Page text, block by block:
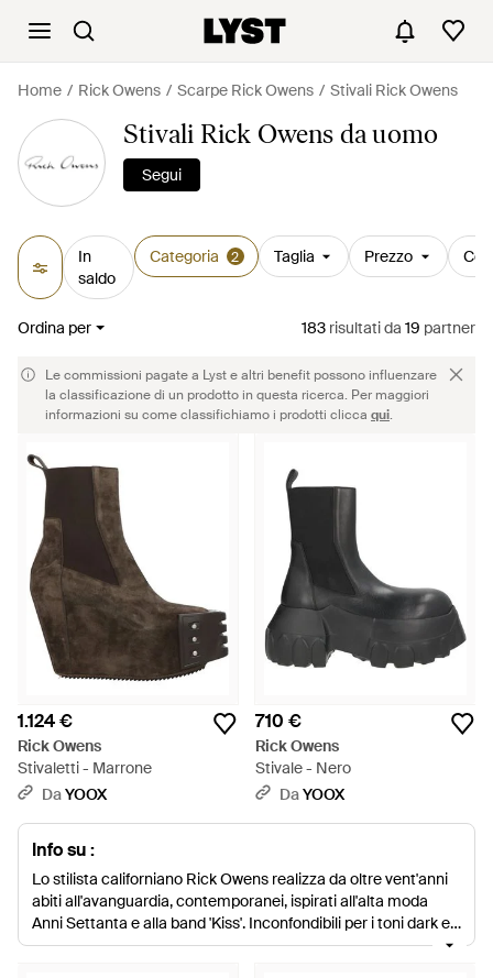
Home Rick Owens Scarpe Rick Owens Stivali Rick Owens
Stivali Rick Owens da uomo
Segui
In
saldo
Categoria 2 Taglia Prezzo
Ordina per 183 risultatida 19 partner
Le commissioni pagate a Lyst e altri benefit possono influenzare
la classificazione di un prodotto in questa ricerca. Per maggiori
informazioni su come classifichiamo i prodotti clicca qui.
1.124 €
Rick Owens
Stivaletti - Marrone
DaYOOX
710 €
Rick Owens
Stivale - Nero
DaYOOX
Info su :
Lo stilista californiano Rick Owens realizza da oltre vent'anni
abiti all'avanguardia, contemporanei, ispirati all'alta moda
Anni Settanta e alla band 'Kiss'. Inconfondibili per i toni dark e
le silhouette marcatamente sartoriali, i capi trasudano